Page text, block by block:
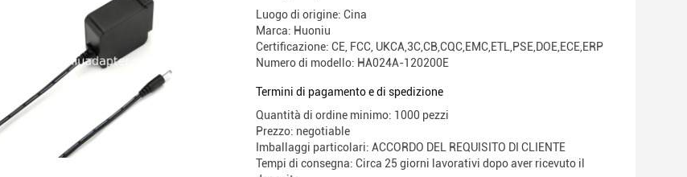
Luogo di origine: Cina
Marca: Huoniu
Certificazione: CE, FCC, UKCA,3C,CB,CQC,EMC,ETL,PSE,DOE,ECE,ERP
Numero di modello: HA024A-120200E
Termini di pagamento e di spedizione
Quantità di ordine minimo: 1000 pezzi
Prezzo: negotiable
Imballaggi particolari: ACCORDO DEL REQUISITO DI CLIENTE
Tempi di consegna: Circa 25 giorni lavorativi dopo aver ricevuto il